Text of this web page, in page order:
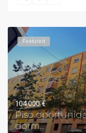
Featured
104.000 €
Piso
dorm...